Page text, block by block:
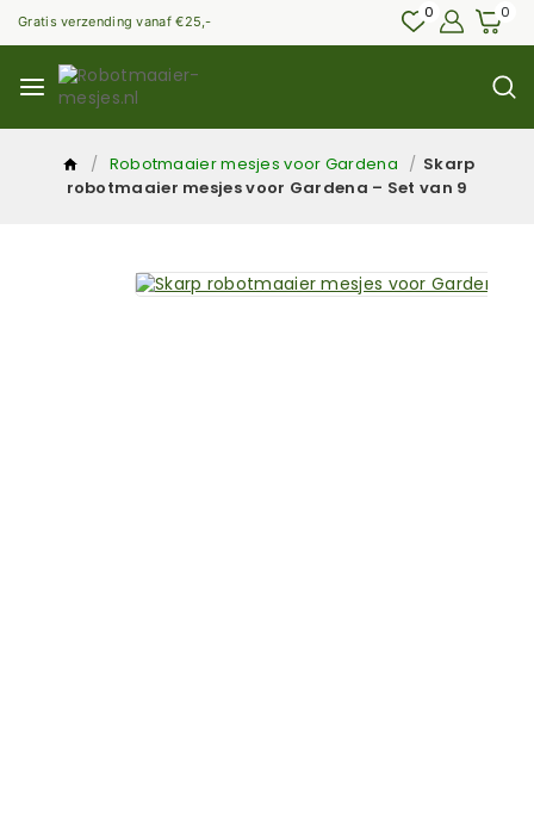
Gratis verzending vanaf €25,- 0 0
/ Robotmaaier mesjes voor Gardena / Skarp
robotmaaier mesjes voor Gardena – Set van 9